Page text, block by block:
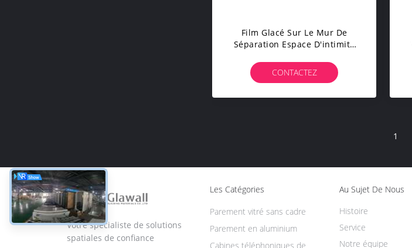
Film Glacé Sur Le Mur De
Séparation Espace D'intimité
Réunion Plus Belle
CONTACTEZ
1
Votre spécialiste de solutions
spatiales de confiance
Les Catégories
Parement vitré sans cadre
Parement en aluminium
Cabines téléphoniques de
Au Sujet De Nous
Histoire
Service
Notre équipe